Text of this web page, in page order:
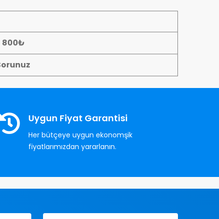
800₺
Uygun Fiyat Garantisi
Her bütçeye uygun ekonomşik
fiyatlarımızdan yararlanın.